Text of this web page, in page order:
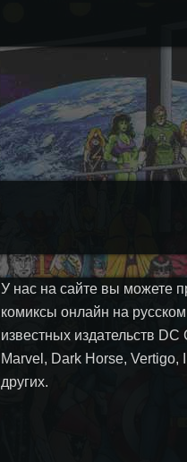
У нас на сайте вы можете
комиксы онлайн на
известных издательств DC
Marvel, Dark Horse, Vertigo,
других.